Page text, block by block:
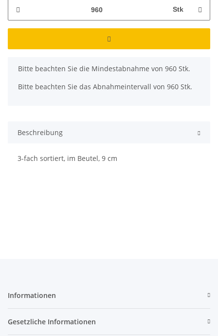
Stk
x
Bitte beachten Sie die Mindestabnahme von 960 Stk.
Bitte beachten Sie das Abnahmeintervall von 960 Stk.
Beschreibung
3-fach sortiert, im Beutel, 9 cm
Informationen
Gesetzliche Informationen